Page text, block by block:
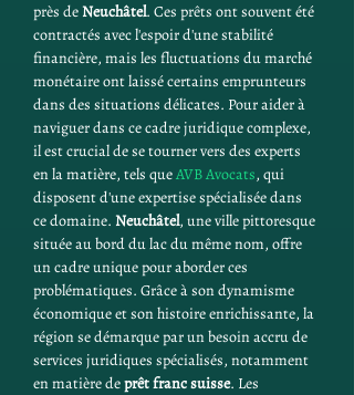
près de Neuchâtel. Ces prêts ont souvent été
contractés avec l'espoir d'une stabilité
financière, mais les fluctuations du marché
monétaire ont laissé certains emprunteurs
dans des situations délicates. Pour aider à
naviguer dans ce cadre juridique complexe,
il est crucial de se tourner vers des experts
en la matière, tels que AVB Avocats, qui
disposent d'une expertise spécialisée dans
ce domaine. Neuchâtel, une ville pittoresque
située au bord du lac du même nom, offre
un cadre unique pour aborder ces
problématiques. Grâce à son dynamisme
économique et son histoire enrichissante, la
région se démarque par un besoin accru de
services juridiques spécialisés, notamment
en matière de prêt franc suisse. Les